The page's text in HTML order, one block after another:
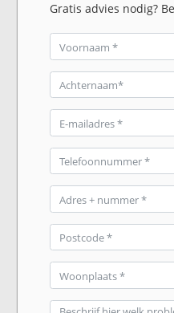
Gratis advies nodig?